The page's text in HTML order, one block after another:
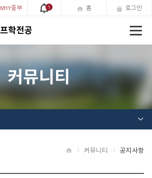
학전공
중부 1 홈 로그인
커뮤니티
커뮤니티 공지사항